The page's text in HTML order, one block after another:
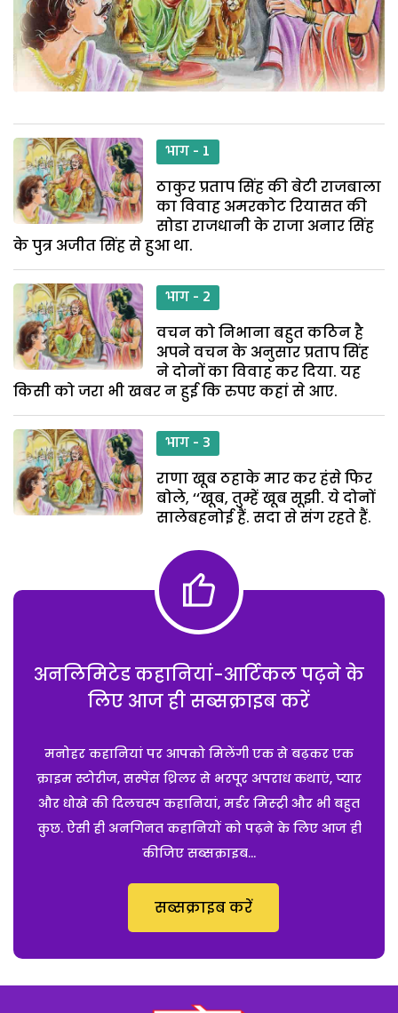
भाग - 1
ठाकुर प्रताप सिंह की बेटी राजबाला
का विवाह अमरकोट रियासत की
सोडा राजधानी के राजा अनार सिंह
के पुत्र अजीत सिंह से हुआ था.
भाग - 2
वचन को निभाना बहुत कठिन है
अपने वचन के अनुसार प्रताप सिंह
ने दोनों का विवाह कर दिया. यह
किसी को जरा भी खबर न हुई कि रुपए कहां से आए.
भाग - 3
राणा खूब ठहाके मार कर हंसे फिर
बोले, ‘‘खूब, तुम्हें खूब सूझी. ये दोनों
सालेबहनोई हैं. सदा से संग रहते हैं.
अनलिमिटेड कहानियां-आर्टिकल पढ़ने के
लिए आज ही सब्सक्राइब करें
मनोहर कहानियां पर आपको मिलेंगी एक से बढ़कर एक
क्राइम स्टोरीज, सस्पेंस थ्रिलर से भरपूर अपराध कथाएं, प्यार
और धोखे की दिलचस्प कहानियां, मर्डर मिस्ट्री और भी बहुत
कुछ. ऐसी ही अनगिनत कहानियों को पढ़ने के लिए आज ही
कीजिए सब्सक्राइब...
सब्सक्राइब करें